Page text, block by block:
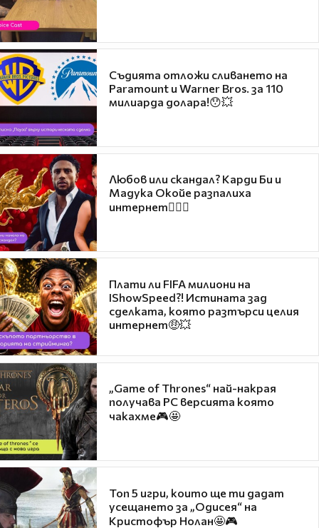
Съдията отложи сливането на
Paramount и Warner Bros. за 110
милиарда долара!😯💥
Любов или скандал? Карди Би и
Мадука Окойе разпалиха
интернет❤️‍🔥🔥
Плати ли FIFA милиони на
IShowSpeed?! Истината зад
сделката, която разтърси целия
интернет🤑💥
„Game of Thrones“ най-накрая
получава PC версията която
чакахме🎮🤩
Топ 5 игри, които ще ти дадат
усещането за „Одисея“ на
Кристофър Нолан🤩🎮